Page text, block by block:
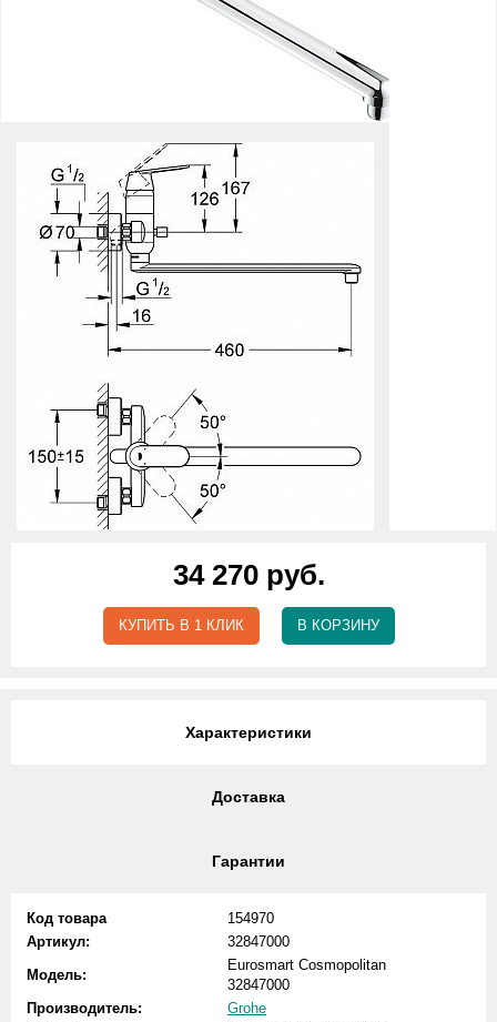
34 270 руб.
КУПИТЬ В 1 КЛИК В КОРЗИНУ
Характеристики
Доставка
Гарантии
Код товара
154970
Артикул:
32847000
Модель:
Eurosmart Cosmopolitan
32847000
Производитель:
Grohe